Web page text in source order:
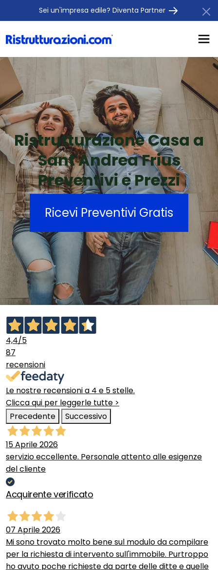
Sei un'impresa edile? Diventa Partner
Ristrutturazione Casa a
Sant'Andrea Frius
Preventivi e Prezzi
Ricevi Preventivi Gratis
4,4/5
87
recensioni
Le nostre recensioni a 4 e 5 stelle.
Clicca qui per leggerle tutte >
Precedente
Successivo
15 Aprile 2026
servizio eccellente. Personale attento alle esigenze
del cliente
Acquirente verificato
07 Aprile 2026
Mi sono trovato molto bene sul modulo da compilare
per la richiesta di intervento sull'immobile. Purtroppo
ho avuto poche richieste da parte delle ditte e quelle